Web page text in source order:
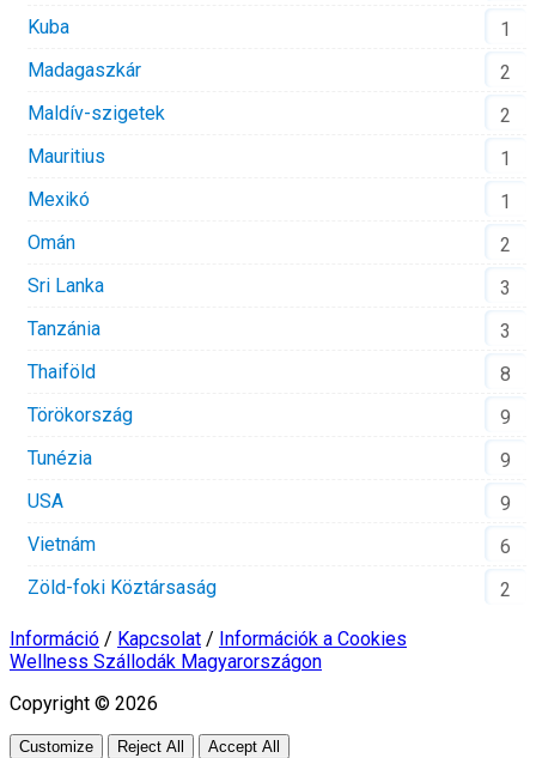
Kuba
1
Madagaszkár
2
Maldív-szigetek
2
Mauritius
1
Mexikó
1
Omán
2
Sri Lanka
3
Tanzánia
3
Thaiföld
8
Törökország
9
Tunézia
9
USA
9
Vietnám
6
Zöld-foki Köztársaság
2
Információ / Kapcsolat / Információk a Cookies
Wellness Szállodák Magyarországon
Copyright © 2026
Customize Reject All Accept All